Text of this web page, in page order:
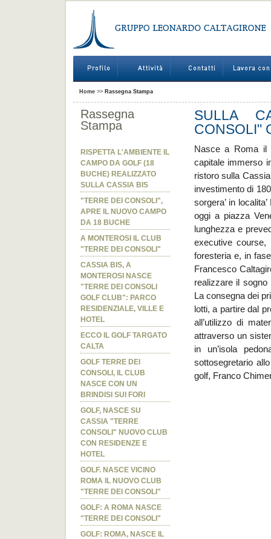
Home>> Rassegna Stampa
Rassegna
Stampa
RISPETTA L'AMBIENTE IL
CAMPO DA GOLF (18
BUCHE) REALIZZATO
SULLA CASSIA BIS
"TERRE DEI CONSOLI",
APRE IL NUOVO CAMPO
DA 18 BUCHE
A MONTEROSI IL CLUB
"TERRE DEI CONSOLI"
CASSIA BIS, A
MONTEROSI NASCE
"TERRE DEI CONSOLI
GOLF CLUB": PARCO
RESIDENZIALE, VILLE E
HOTEL
ECCO IL GOLF TARGATO
CALTA
GOLF TERRE DEI
CONSOLI, IL CLUB
NASCE CON UN
BRINDISI SUI FORI
GOLF, NASCE SU
CASSIA "TERRE
CONSOLI" NUOVO CLUB
CON RESIDENZE E
HOTEL
GOLF. NASCE VICINO
ROMA IL NUOVO CLUB
"TERRE DEI CONSOLI"
GOLF: A ROMA NASCE
"TERRE DEI CONSOLI"
GOLF: ROMA, NASCE IL
SULLA
CONSOLI"
Nasce a Roma il
capitale immerso
ristoro sulla
investimento di
sorgera’ in
oggi a piazza
lunghezza e
executive course,
foresteria e, in
Francesco
realizzare il sogno
La consegna dei
lotti, a partire dal
all’utilizzo di
attraverso un
in un’isola
sottosegretario
golf, Franco